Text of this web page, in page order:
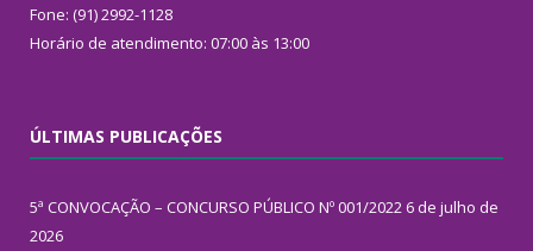
Fone: (91) 2992-1128
Horário de atendimento: 07:00 às 13:00
ÚLTIMAS PUBLICAÇÕES
5ª CONVOCAÇÃO – CONCURSO PÚBLICO Nº 001/2022 6 de julho de
2026